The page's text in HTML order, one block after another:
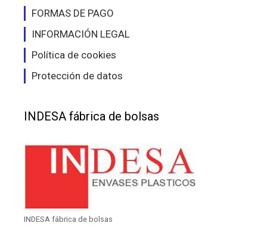
FORMAS DE PAGO
INFORMACIÓN LEGAL
Política de cookies
Protección de datos
INDESA fábrica de bolsas
INDESA fábrica de bolsas